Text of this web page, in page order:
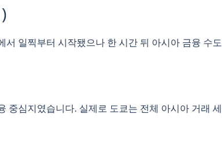
일찍부터 시작됐으나 한 시간 뒤 아시아 금융 수
심지였습니다. 실제로 도쿄는 전체 아시아 거래